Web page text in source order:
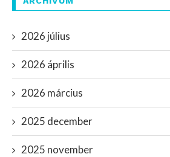
2026 július
2026 április
2026 március
2025 december
2025 november